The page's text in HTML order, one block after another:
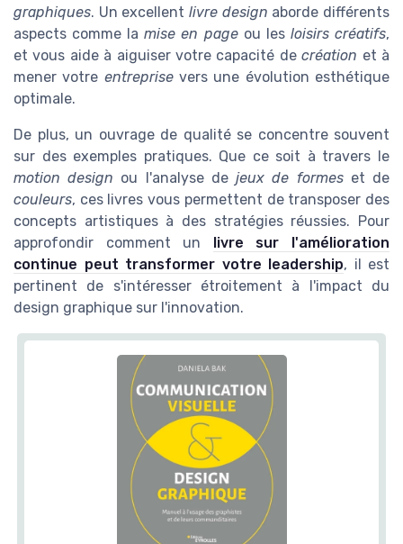
graphiques. Un excellent livre design aborde différents
aspects comme lamise en pageou les loisirs créatifs,
et vous aide à aiguiser votre capacité decréation et à
mener votre entreprisevers une évolution esthétique
optimale.
De plus, un ouvrage de qualité se concentre souvent
sur des exemples pratiques. Que ce soit à travers le
motion design ou l'analyse dejeux de formeset de
couleurs, ces livres vous permettent de transposer des
concepts artistiques à des stratégies réussies. Pour
approfondir comment un livre sur l'amélioration
continue peut transformer votre leadership, il est
pertinent de s'intéresser étroitement à l'impact du
design graphique sur l'innovation.